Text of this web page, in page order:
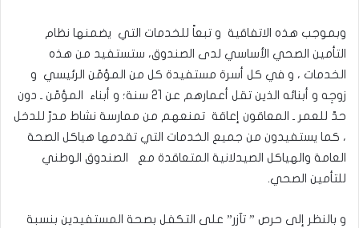
وبموجب هذه الاتفاقية و تبعاً للخدمات التي يضمنها نظام
التأمين الصحي الأساسي لدى الصندوق، ستستفيد من هذه
الخدمات ، و في كل أسرة مستفيدة كل من المؤمّن الرئيسي و
زوجِه و أبنائه الذين تقل أعمارهم عن 21 سنة؛ و أبناء المؤمّن ـ دون
حدّ للعمر ـ المعاقون إعاقة تمنعهم من ممارسة نشاط مدرّ للدخل
، كما يستفيدون من جميع الخدمات التي تقدمها هياكل الصحة
العامة والهياكل الصيدلانية المتعاقدة مع الصندوق الوطني
للتأمين الصحي.
و بالنظر إلى حرص ” تآزر” على التكفل بصحة المستفيدين بنسبة